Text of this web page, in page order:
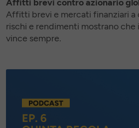
Affitti brevi contro azionario
Affitti brevi e mercati finanziari
rischi e rendimenti mostrano che
vince sempre.